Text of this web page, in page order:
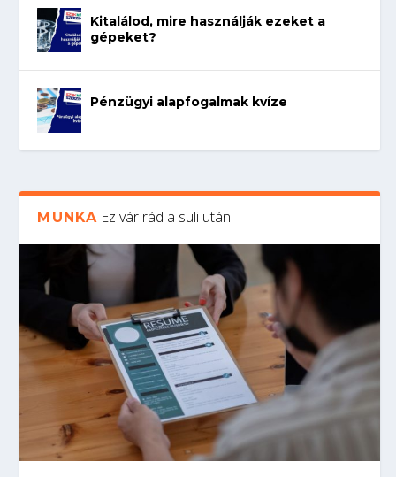
Kitalálod, mire használják ezeket a
gépeket?
Pénzügyi alapfogalmak kvíze
MUNKA Ez vár rád a suli után